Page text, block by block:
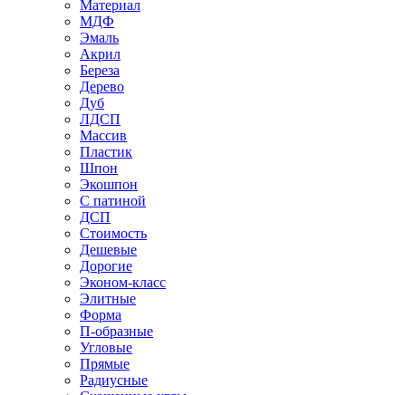
Материал
МДФ
Эмаль
Акрил
Береза
Дерево
Дуб
ЛДСП
Массив
Пластик
Шпон
Экошпон
С патиной
ДСП
Стоимость
Дешевые
Дорогие
Эконом-класс
Элитные
Форма
П-образные
Угловые
Прямые
Радиусные